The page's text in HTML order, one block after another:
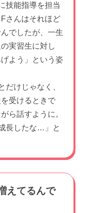
技能指導を担当
さんはそれほど
でしたが、一生
実習生に対し
よう」という姿
だけじゃなく、
受けるときで
ら話すように。
長したな…」と
えてるんで